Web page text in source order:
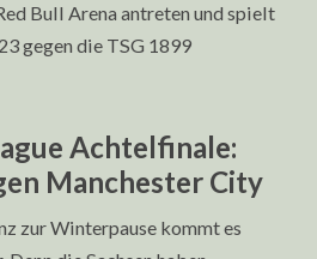
Bull Arena antreten und spielt
gegen die TSG 1899
Achtelfinale:
Manchester City
zur Winterpause kommt es